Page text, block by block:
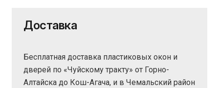
Доставка
Бесплатная доставка пластиковых окон и
дверей по «Чуйскому тракту» от Горно-
Алтайска до Кош-Агача, и в Чемальский район